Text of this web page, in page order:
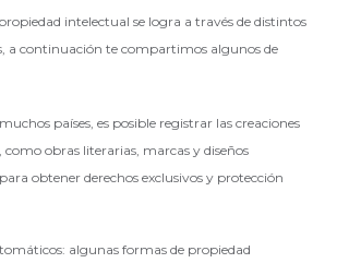
intelectual se logra a través de distintos
a continuación te compartimos algunos de
países, es posible registrar las creaciones
como obras literarias, marcas y diseños
obtener derechos exclusivos y protección
algunas formas de propiedad